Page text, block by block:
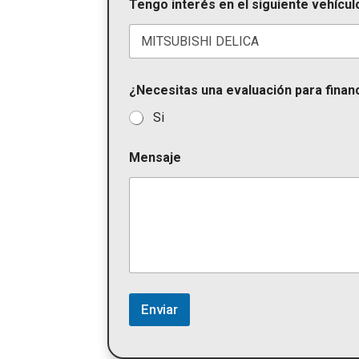
t
a
t
e
+
Tengo interés en el siguiente
¿Necesitas una evaluación para
Si
Mensaje
Enviar